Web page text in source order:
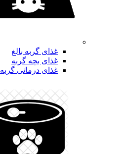
غذای گربه بالغ
غذای بچه گربه
غذای درمانی گربه